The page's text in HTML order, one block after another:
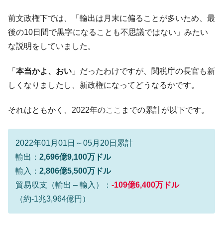
動」
中国だけが鉄鋼輸出を異常増加させる ⇒ 中
国の過剰生産が世界を蝕む。
『Money1』
韓国製造業「半導体絶好調」のウラで他業
種は全般的「不調」⇒ PSIが示す現況は決して良くない。
ン』1人当たり賠償10万ウォンを認定 ⇒ 総額3兆7,000億
『Money1』
韓国型イージス搭載の次世代駆逐艦
「KDDX」1番艦、2032年竣工と公示
『Money1』
【対日本円】ウォン安が急進！ 日米の協調
に韓国がいっちょがみしたのでは。
『Money1』
韓国政府『BYD』車への補助金を全廃 ⇒ 実
は韓国で『BYD』車は売れている。6カ月で対前年同期比
1.9倍！
前文政権下では、「輸出は月末に偏ることが多いため、最
後の10日間で黒字になることも不思議ではない」みたい
な説明をしていました。
「 本当かよ、おい 」だったわけですが、関税庁の長官も新
しくなりましたし、新政権になってどうなるかです。
それはともかく、2022年のここまでの累計が以下です。
2022年01月01日～05月20日累計
輸出： 2,696億9,100万ドル
輸入： 2,806億5,500万ドル
貿易収支（輸出 – 輸入）： -109億6,400万ドル
（約-1兆3,964億円）